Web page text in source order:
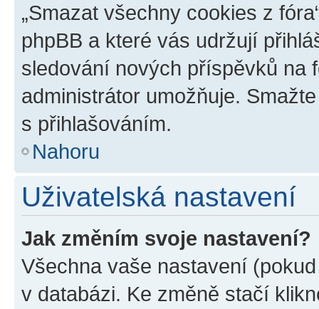
„Smazat všechny cookies z
phpBB a které vás udržují
sledování nových příspěvků na
administrátor umožňuje.
s přihlašováním.
Nahoru
Uživatelská nastavení
Jak změním svoje nastavení?
Všechna vaše nastavení
v databázi. Ke změně stačí